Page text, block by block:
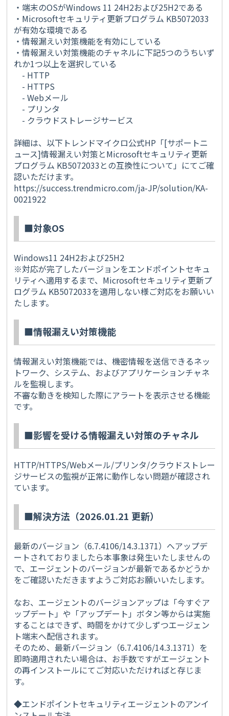
・端末のOSがWindows 11 24H2および25H2である
・Microsoftセキュリティ更新プログラム KB5072033
が有効な環境である
・情報漏えい対策機能を有効にしている
・情報漏えい対策機能のチャネルに下記5つのうちいず
れか1つ以上を選択している
- HTTP
- HTTPS
- Webメール
- プリンタ
- クラウドストレージサービス
詳細は、以下トレンドマイクロ公式HP「[サポートニ
ュース]情報漏えい対策とMicrosoftセキュリティ更新
プログラム KB5072033との互換性について」にてご確
認いただけます。
https://success.trendmicro.com/ja-JP/solution/KA-
0021922
■対象OS
Windows11 24H2および25H2
※対応が完了したバージョンをエンドポイントセキュ
リティへ適用するまで、Microsoftセキュリティ更新プ
ログラム KB5072033を適用しない様ご対応をお願いい
たします。
■情報漏えい対策機能
情報漏えい対策機能では、機密情報を送信できるネッ
トワーク、システム、およびアプリケーションチャネ
ルを監視します。
不審な動きを検知した際にアラートを表示させる機能
です。
■影響を受ける情報漏えい対策のチャネル
HTTP/HTTPS/Webメール/プリンタ/クラウドストレー
ジサービスの監視が正常に動作しない問題が確認され
ています。
■解決方法（2026.01.21 更新）
最新のバージョン（6.7.4106/14.3.1371）へアップデ
ートされておりましたら本事象は発生いたしませんの
で、エージェントのバージョンが最新であるかどうか
をご確認いただきますようご対応お願いいたします。
なお、エージェントのバージョンアップは「今すぐア
ップデート」や「アップデート」ボタン等からは実施
することはできず、時間をかけて少しずつエージェン
ト端末へ配信されます。
そのため、最新バージョン（6.7.4106/14.3.1371）を
即時適用されたい場合は、お手数ですがエージェント
の再インストールにてご対応いただければと存じま
す。
◆エンドポイントセキュリティエージェントのアンイ